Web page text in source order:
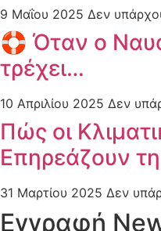
9 Μαΐου 2025 Δεν
🛟 Όταν ο
τρέχει…
10 Απριλίου 2025 Δεν
Πώς οι
Επηρεάζουν
31 Μαρτίου 2025 Δεν
Εγγραφή